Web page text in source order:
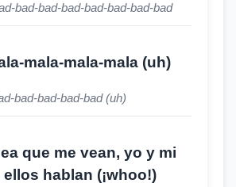
bad-bad-bad-bad-bad-bad-bad
mala-mala-mala (uh)
bad-bad-bad-bad (uh)
que me vean, yo y mi
ellos hablan (¡whoo!)